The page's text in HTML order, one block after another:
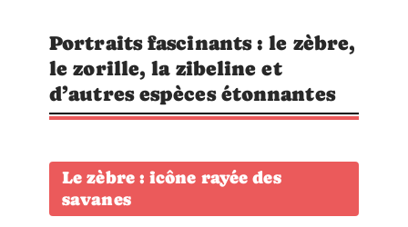
Portraits fascinants : le zèbre,
le zorille, la zibeline et
d’autres espèces étonnantes
Le zèbre : icône rayée des
savanes